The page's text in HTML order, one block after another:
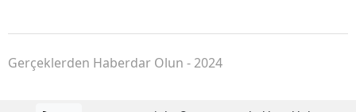
Gerçeklerden Haberdar Olun - 2024